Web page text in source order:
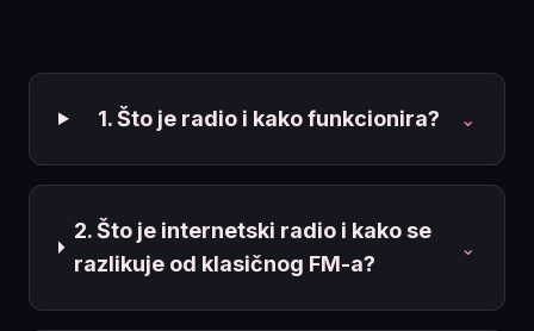
1. Što je radio i kako funkcionira? ⌄
2. Što je internetski radio i kako se
razlikuje od klasičnog FM-a?
⌄